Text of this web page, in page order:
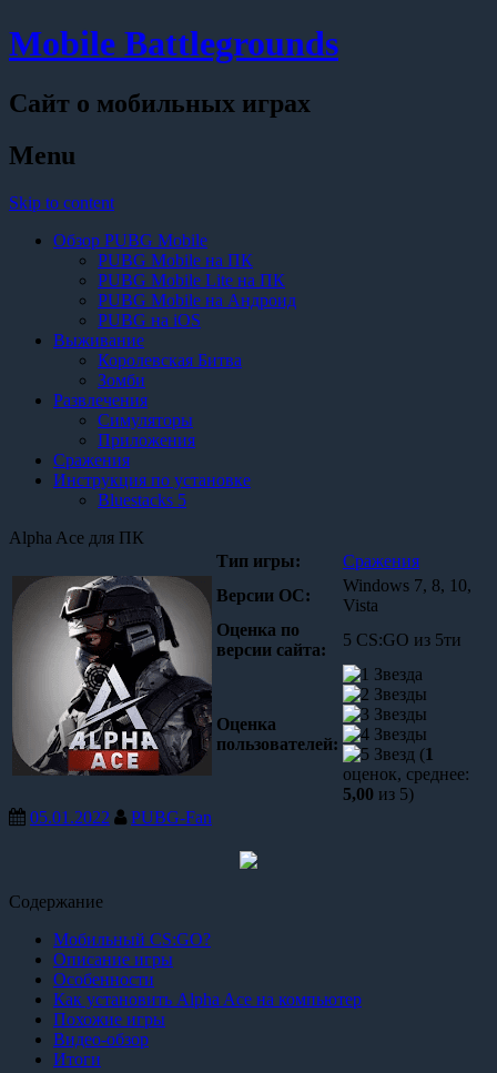
Mobile Battlegrounds
Сайт о мобильных играх
Menu
Skip to content
Обзор PUBG Mobile
PUBG Mobile на ПК
PUBG Mobile Lite на ПК
PUBG Mobile на Андроид
PUBG на iOS
Выживание
Королевская Битва
Зомби
Развлечения
Симуляторы
Приложения
Сражения
Инструкция по установке
Bluestacks 5
Alpha Ace для ПК
Тип игры:
Сражения
Версии OC:
Windows 7, 8, 10,
Vista
Оценка по
версии сайта:
5 CS:GO из 5ти
Оценка
пользователей:
(1
оценок, среднее:
5,00 из 5)
05.01.2022
PUBG-Fan
Содержание
Мобильный CS:GO?
Описание игры
Особенности
Как установить Alpha Ace на компьютер
Похожие игры
Видео-обзор
Итоги